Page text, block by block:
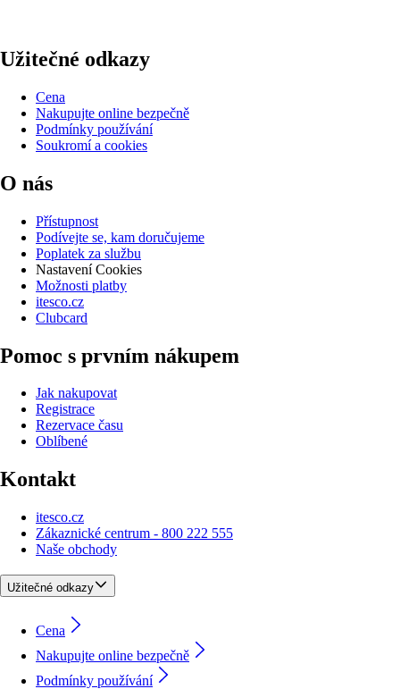
Užitečné odkazy
Cena
Nakupujte online bezpečně
Podmínky používání
Soukromí a cookies
O nás
Přístupnost
Podívejte se, kam doručujeme
Poplatek za službu
Nastavení Cookies
Možnosti platby
itesco.cz
Clubcard
Pomoc s prvním nákupem
Jak nakupovat
Registrace
Rezervace času
Oblíbené
Kontakt
itesco.cz
Zákaznické centrum - 800 222 555
Naše obchody
Užitečné odkazy
Cena
Nakupujte online bezpečně
Podmínky používání